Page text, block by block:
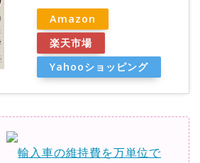
Amazon
楽天市場
Yahooショッピング
輸入車の維持費を万単位で